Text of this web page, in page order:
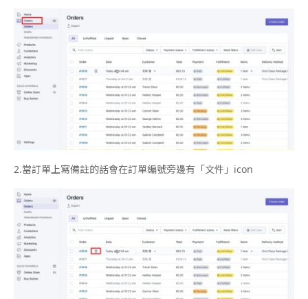
2.當訂單上寫備註的話會在訂單編號旁邊有「文件」 icon